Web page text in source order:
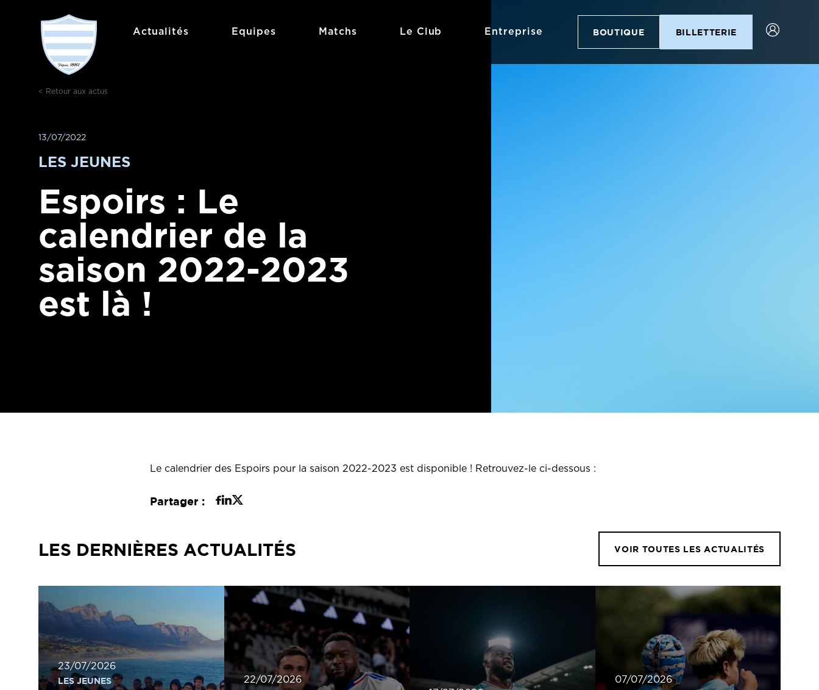
Actualités Equipes Matchs Le Club Entreprise BOUTIQUE BILLETTERIE
< Retour aux actus
13/07/2022
LES JEUNES
Espoirs : Le
calendrier de la
saison 2022-2023
est là !
Le calendrier des Espoirs pour la saison 2022-2023 est disponible ! Retrouvez-le ci-dessous :
Partager :
LES DERNIÈRES ACTUALITÉS VOIR TOUTES LES ACTUALITÉS
23/07/2026
LES JEUNES 22/07/2026 07/07/2026